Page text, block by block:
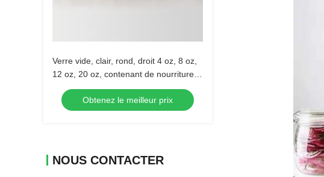
Verre vide, clair, rond, droit 4 oz, 8 oz,
12 oz, 20 oz, contenant de nourriture
en verre avec couvercle métallique
profond.Obtenez le meilleur prix
NOUS CONTACTER